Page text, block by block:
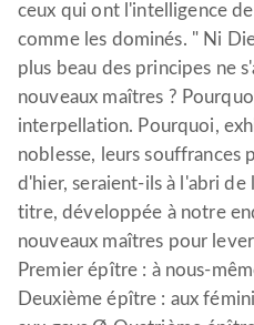
ceux qui ont l'intelligence
comme les dominés. " Ni
plus beau des principes ne
nouveaux maîtres ?
interpellation. Pourquoi,
noblesse, leurs souffrances
d'hier, seraient-ils à l'abri
titre, développée à notre
nouveaux maîtres pour
Premier épître : à nous-
Deuxième épître : aux